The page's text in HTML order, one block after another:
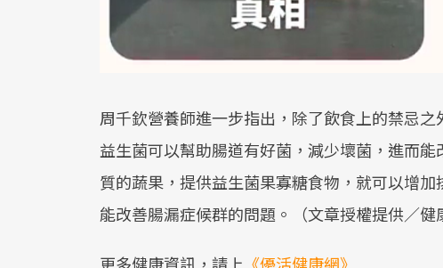
周千欽營養師進一步指出，除了飲食上的禁忌
益生菌可以幫助腸道有好菌，減少壞菌，進而
質的蔬果，提供益生菌果寡糖食物，就可以增
能改善腸漏症候群的問題。（文章授權提供／健